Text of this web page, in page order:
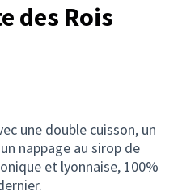
des Rois
une double cuisson, un
nappage au sirop de
et lyonnaise, 100%